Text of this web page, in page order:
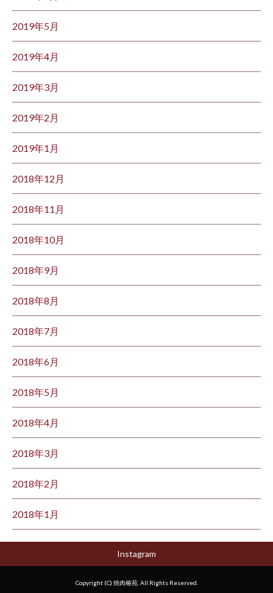
2019年5月
2019年4月
2019年3月
2019年2月
2019年1月
2018年12月
2018年11月
2018年10月
2018年9月
2018年8月
2018年7月
2018年6月
2018年5月
2018年4月
2018年3月
2018年2月
2018年1月
Instagram
Copyright (C) 焼肉椿苑. All Rights Reserved.